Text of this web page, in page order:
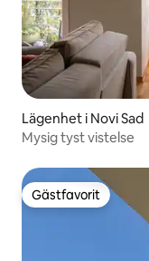
Lägenhet i Novi Sad
Mysig tyst vistelse
Gästfavorit
Gästfavorit